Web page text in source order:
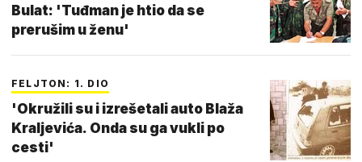
Bulat: 'Tuđman je htio da se
prerušim u ženu'
FELJTON: 1. DIO
'Okružili su i izrešetali auto Blaža
Kraljevića. Onda su ga vukli po
cesti'